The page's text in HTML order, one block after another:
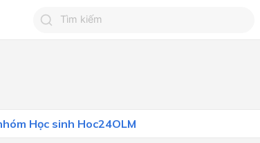
Học sinh Hoc24OLM